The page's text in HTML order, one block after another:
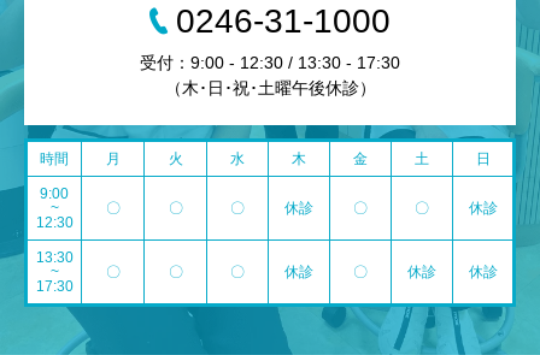
0246-31-1000
受付：9:00 - 12:30 / 13:30 - 17:30
（木･日･祝･土曜午後休診）
時間 月 火 水 木 金 土 日
9:00
~
12:30
〇 〇 〇 休診 〇 〇 休診
13:30
~
17:30
〇 〇 〇 休診 〇 休診 休診